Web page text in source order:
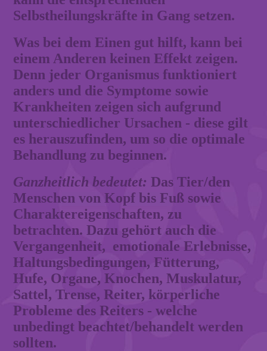
Selbstheilungskräfte in Gang setzen.
Was bei dem Einen gut hilft, kann bei
einem Anderen keinen Effekt zeigen.
Denn jeder Organismus funktioniert
anders und die Symptome sowie
Krankheiten zeigen sich aufgrund
unterschiedlicher Ursachen - diese gilt
es herauszufinden, um so die optimale
Behandlung zu beginnen.
Ganzheitlich bedeutet: Das Tier/den
Menschen von Kopf bis Fuß sowie
Charaktereigenschaften, zu
betrachten. Dazu gehört auch die
Vergangenheit, emotionale Erlebnisse,
Haltungsbedingungen, Fütterung,
Hufe, Organe, Knochen, Muskulatur,
Sattel, Trense, Reiter, körperliche
Probleme des Reiters - welche
unbedingt beachtet/behandelt werden
sollten.